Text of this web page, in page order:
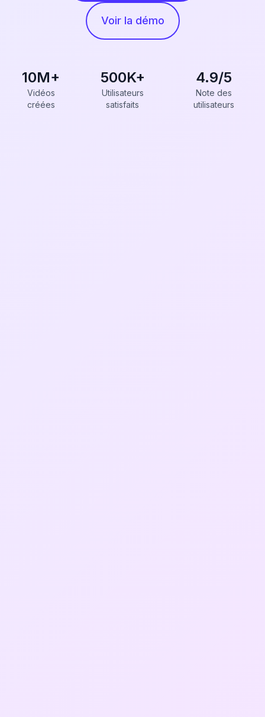
Voir la démo
10M+
Vidéos
créées
500K+
Utilisateurs
satisfaits
4.9/5
Note des
utilisateurs